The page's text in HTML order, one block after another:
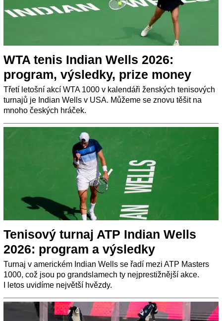
WTA tenis Indian Wells 2026:
program, výsledky, prize money
Třetí letošní akcí WTA 1000 v kalendáři ženských tenisových
turnajů je Indian Wells v USA. Můžeme se znovu těšit na
mnoho českých hráček.
Tenisový turnaj ATP Indian Wells
2026: program a výsledky
Turnaj v americkém Indian Wells se řadí mezi ATP Masters
1000, což jsou po grandslamech ty nejprestižnější akce.
I letos uvidíme největší hvězdy.